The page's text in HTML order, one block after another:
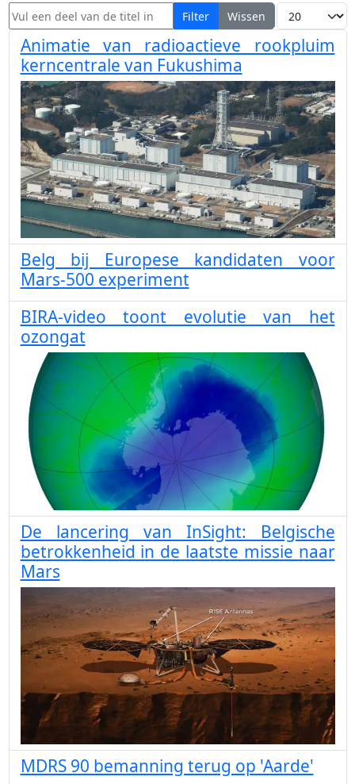
Vul een deel van de titel in Filter Wissen Toon #
Animatie van radioactieve rookpluim
kerncentrale van Fukushima
Belg bij Europese kandidaten voor
Mars-500 experiment
BIRA-video toont evolutie van het
ozongat
De lancering van InSight: Belgische
betrokkenheid in de laatste missie naar
Mars
MDRS 90 bemanning terug op 'Aarde'